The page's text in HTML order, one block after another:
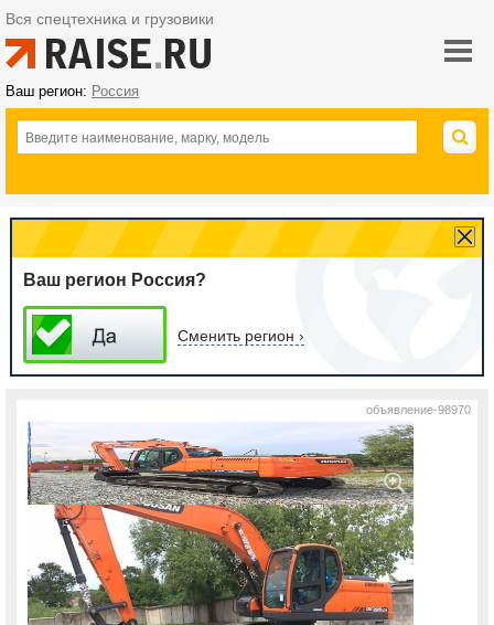
Вся спецтехника и грузовики
Ваш регион: Россия
Ваш регион Россия?
Сменить регион ›
объявление-98970